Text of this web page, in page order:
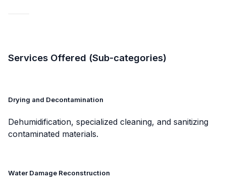
Services Offered (Sub-categories)
Drying and Decontamination
Dehumidification, specialized cleaning, and sanitizing
contaminated materials.
Water Damage Reconstruction